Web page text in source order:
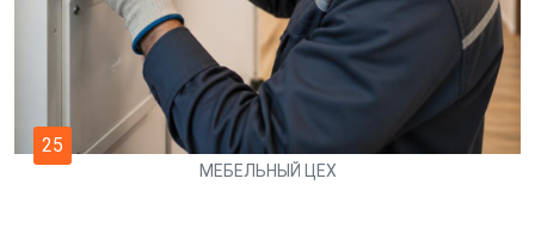
25
МЕБЕЛЬНЫЙ ЦЕХ